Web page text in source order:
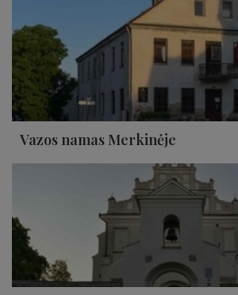
Vazos namas Merkinėje